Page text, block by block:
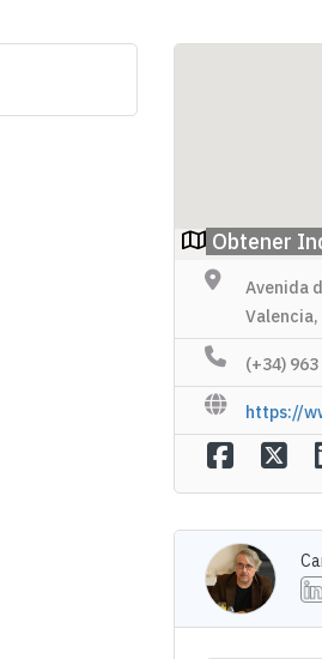
Obtener
Avenida
Valencia,
(+34)
https://